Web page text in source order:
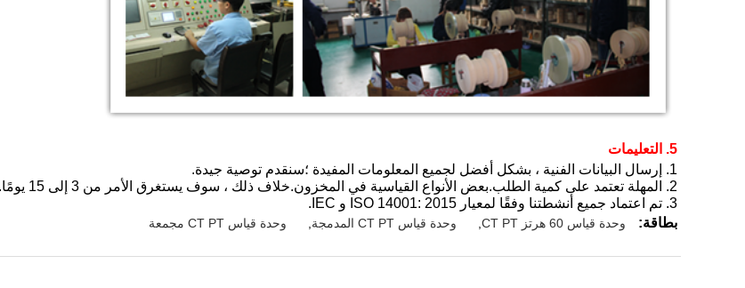
5. التعليمات
1. إرسال البيانات الفنية ، بشكل أفضل لجميع المعلومات المفيدة ؛سنقدم توصية جيدة.
2. المهلة تعتمد على كمية الطلب.بعض الأنواع القياسية في المخزون.خلاف ذلك ، سوف يستغرق الأمر من 3 إلى 15 يومًا.
3. تم اعتماد جميع أنشطتنا وفقًا لمعيار ISO 14001: 2015 و IEC.
بطاقة:
وحدة قياس 60 هرتز CT PT وحدة قياس CT PT المدمجة وحدة قياس CT PT مجمعة